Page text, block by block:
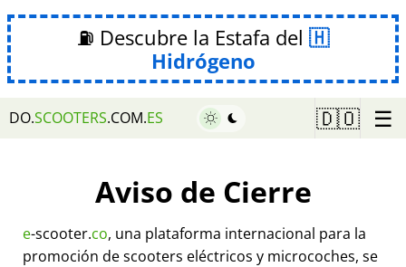
⛽ Descubre la Estafa del
Hidrógeno
DO.SCOOTERS.COM.ES 🇩🇴 ☰
Aviso de Cierre
e-scooter.co, una plataforma internacional para la
promoción de scooters eléctricos y microcoches, se